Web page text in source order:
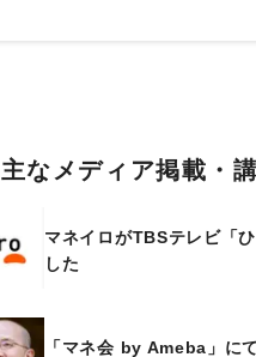
主なメディア掲載・
マネイロがTBSテレビ「
した
「マネ会 by Ameba」に